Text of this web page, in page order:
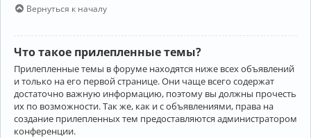
Вернуться к началу
Что такое прилепленные темы?
Прилепленные темы в форуме находятся ниже всех объявлений
и только на его первой странице. Они чаще всего содержат
достаточно важную информацию, поэтому вы должны прочесть
их по возможности. Так же, как и с объявлениями, права на
создание прилепленных тем предоставляются администратором
конференции.